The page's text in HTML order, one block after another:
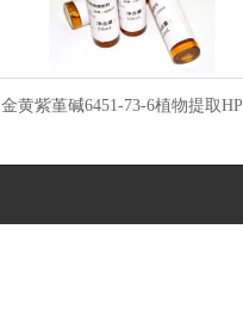
金黄紫堇碱6451-73-6植物提取